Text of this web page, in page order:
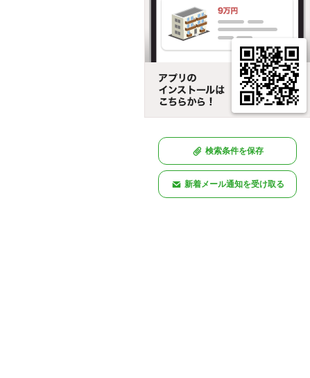
検索条件を保存
新着メール通知を受け取る